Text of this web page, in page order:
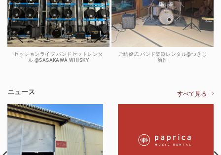
セッションライブ バンドセットレンタ
ル @SASAKAWA WHISKY
ご結婚式 バンド楽器レンタル@つきじ
治作
ニュース すべて見る